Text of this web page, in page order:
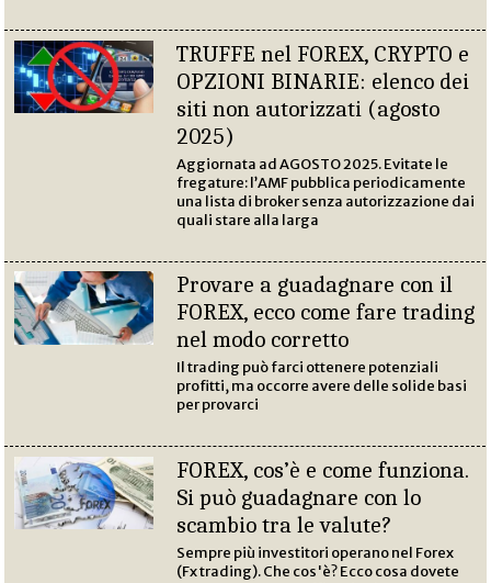
TRUFFE nel FOREX, CRYPTO e
OPZIONI BINARIE: elenco dei
siti non autorizzati (agosto
2025)
Aggiornata ad AGOSTO 2025. Evitate le
fregature: l’AMF pubblica periodicamente
una lista di broker senza autorizzazione dai
quali stare alla larga
Provare a guadagnare con il
FOREX, ecco come fare trading
nel modo corretto
Il trading può farci ottenere potenziali
profitti, ma occorre avere delle solide basi
per provarci
FOREX, cos’è e come funziona.
Si può guadagnare con lo
scambio tra le valute?
Sempre più investitori operano nel Forex
(Fx trading). Che cos'è? Ecco cosa dovete